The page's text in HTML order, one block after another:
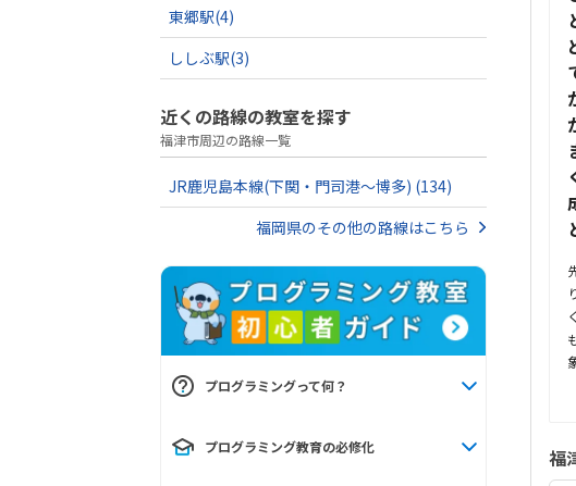
東郷駅(4)
ししぶ駅(3)
近くの路線の教室を探す
福津市周辺の路線一覧
JR鹿児島本線(下関・門司港～博多) (134)
福岡県のその他の路線はこちら
プログラミングって何？
プログラミング教育の必修化
福